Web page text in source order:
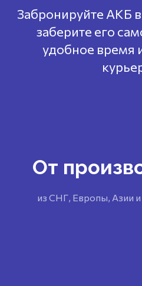
Забронируйте АКБ
заберите его
удобное время
От
из СНГ, Европы, Азии